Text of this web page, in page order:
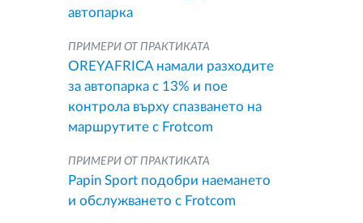
автопарка
ПРИМЕРИ ОТ ПРАКТИКАТА
OREYAFRICA намали разходите
за автопарка с 13% и пое
контрола върху спазването на
маршрутите с Frotcom
ПРИМЕРИ ОТ ПРАКТИКАТА
Papin Sport подобри наемането
и обслужването с Frotcom